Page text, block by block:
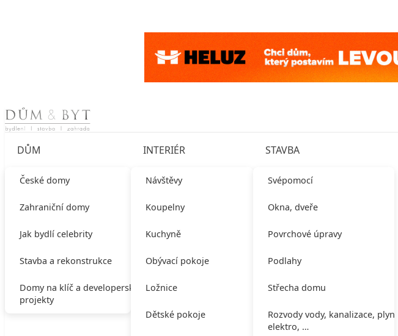
Skip to content
DŮM
České domy
Zahraniční domy
Jak bydlí celebrity
Stavba a rekonstrukce
Domy na klíč a developerské
projekty
INTERIÉR
Návštěvy
Koupelny
Kuchyně
Obývací pokoje
Ložnice
Dětské pokoje
STAVBA
Svépomocí
Okna, dveře
Povrchové úpravy
Podlahy
Střecha domu
Rozvody vody, kanalizace, plynu,
elektro, …